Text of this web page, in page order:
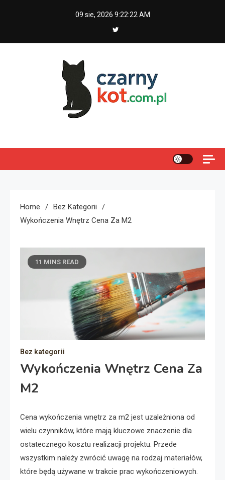
09 sie, 2026 9:22:23 AM
Home
Bez Kategorii
Wykończenia Wnętrz Cena Za M2
11 MINS READ
Bez kategorii
Wykończenia Wnętrz Cena Za
M2
Cena wykończenia wnętrz za m2 jest uzależniona od
wielu czynników, które mają kluczowe znaczenie dla
ostatecznego kosztu realizacji projektu. Przede
wszystkim należy zwrócić uwagę na rodzaj materiałów,
które będą używane w trakcie prac wykończeniowych.